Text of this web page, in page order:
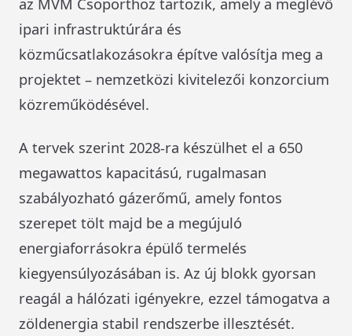
ipari infrastruktúrára és
közműcsatlakozásokra építve valósítja meg a
projektet – nemzetközi kivitelezői konzorcium
közreműködésével.
A tervek szerint 2028-ra készülhet el a 650
megawattos kapacitású, rugalmasan
szabályozható gázerőmű, amely fontos
szerepet tölt majd be a megújuló
energiaforrásokra épülő termelés
kiegyensúlyozásában is. Az új blokk gyorsan
reagál a hálózati igényekre, ezzel támogatva a
zöldenergia stabil rendszerbe illesztését.